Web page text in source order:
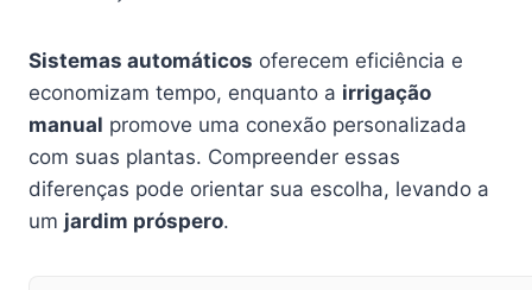
Sistemas automáticos oferecem eficiência e
economizam tempo, enquanto a irrigação
manual promove uma conexão personalizada
com suas plantas. Compreender essas
diferenças pode orientar sua escolha, levando a
um jardim próspero.